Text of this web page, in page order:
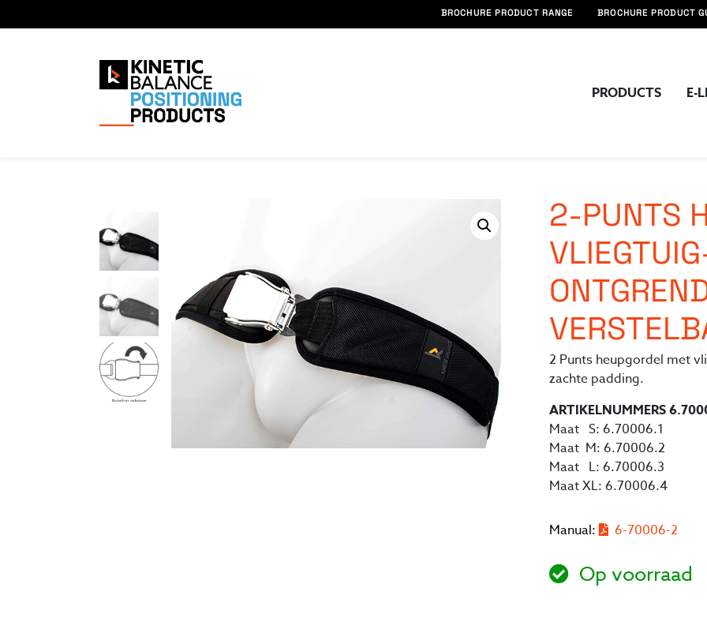
BROCHURE PRODUCT RANGE BROCHURE PRODUCT
PRODUCTS E-
Home Page Shop
2-PUNTS
2 Punts heupgordel met
zachte padding.
ARTIKELNUMMERS
Maat S: 6.70006.1
Maat M: 6.70006.2
Maat L: 6.70006.3
Maat XL: 6.70006.4
Manual: 6-70006-2
Op voorraad